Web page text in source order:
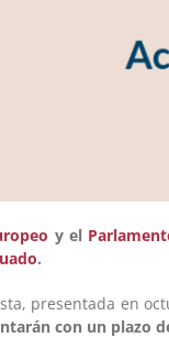
y el
.
presentada en
con un plazo